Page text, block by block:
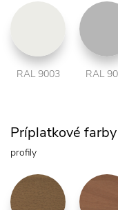
RAL 9003 RAL
Príplatkové
profily